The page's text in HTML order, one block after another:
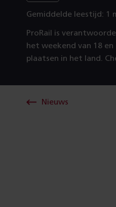
Gemiddelde leestijd: 1
ProRail is
het weekend van 18
plaatsen in het land.
Nieuws